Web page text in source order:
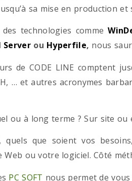
sa mise en production et
technologies comme
Serverou Hyperfile, nous
de CODE LINE comptent
RH, … et autres acronymes
ou à long terme ? Sur site ou
que soient vos
ou votre logiciel. Côté
PC SOFT nous permet de